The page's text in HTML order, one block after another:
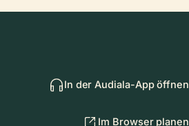
In der Audiala-App öffnen
Im Browser planen